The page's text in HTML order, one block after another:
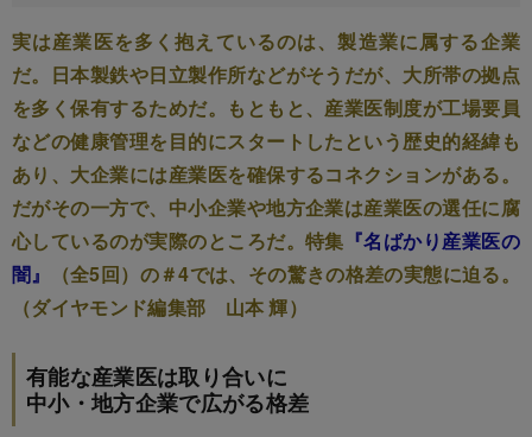
実は産業医を多く抱えているのは、製造業に属する企業
だ。日本製鉄や日立製作所などがそうだが、大所帯の拠点
を多く保有するためだ。もともと、産業医制度が工場要員
などの健康管理を目的にスタートしたという歴史的経緯も
あり、大企業には産業医を確保するコネクションがある。
だがその一方で、中小企業や地方企業は産業医の選任に腐
心しているのが実際のところだ。特集 『名ばかり産業医の
闇』
（全5回）の＃4では、その驚きの格差の実態に迫る。
（ダイヤモンド編集部 山本 輝）
有能な産業医は取り合いに
中小・地方企業で広がる格差